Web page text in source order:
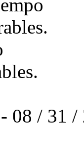
08 / 31 /